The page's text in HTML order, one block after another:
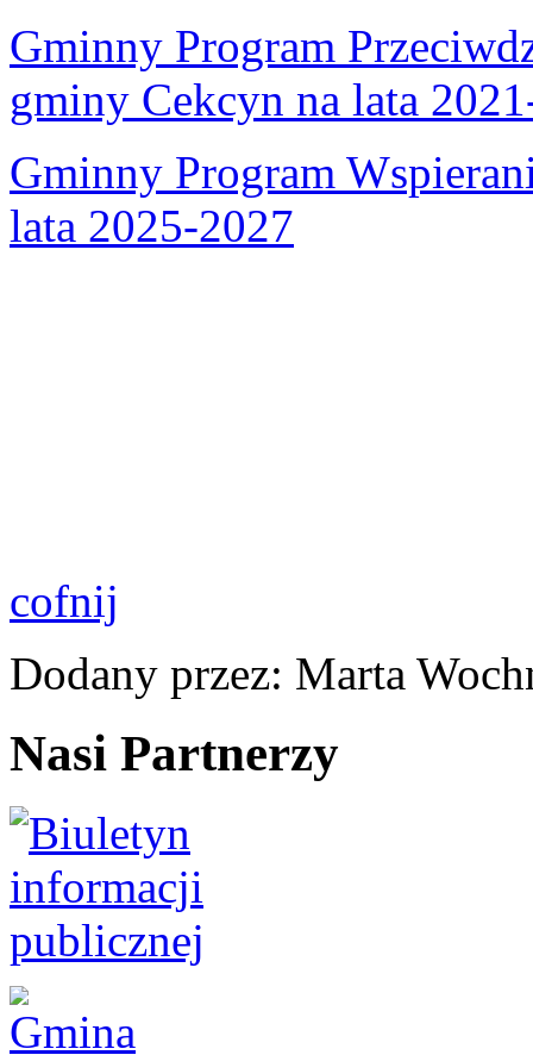
Gminny Program
gminy Cekcyn na lata
Gminny Program
lata 2025-2027
cofnij
Dodany przez: Marta
Nasi Partnerzy